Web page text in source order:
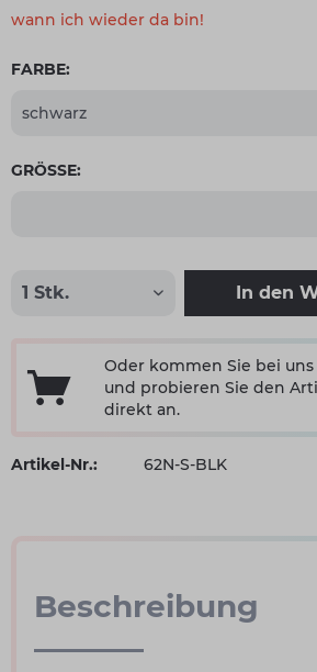
wann ich wieder da bin!
FARBE:
GRÖSSE:
In den
Oder kommen Sie bei
und probieren Sie den
direkt an.
Artikel-Nr.: 62N-S-BLK
Beschreibung